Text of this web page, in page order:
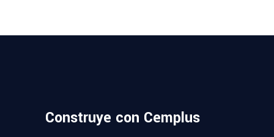
Construye con Cemplus